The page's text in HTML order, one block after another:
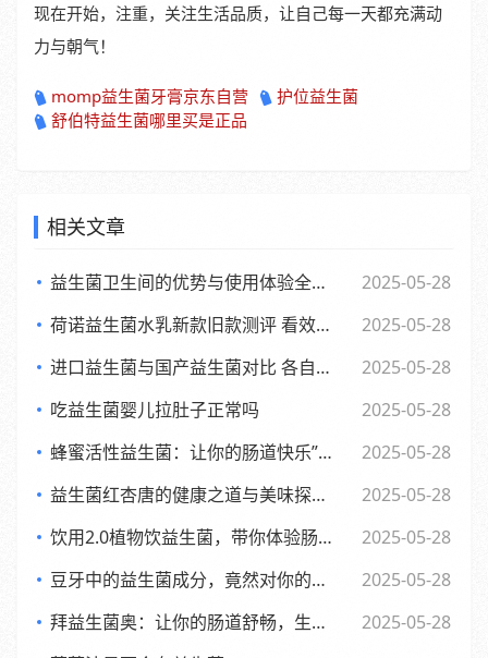
现在开始，注重，关注生活品质，让自己每一天都充满动
力与朝气！
momp益生菌牙膏京东自营
护位益生菌
舒伯特益生菌哪里买是正品
相关文章
益生菌卫生间的优势与使用体验全面解析
2025-05-28
荷诺益生菌水乳新款旧款测评 看效果差异与使用感受
2025-05-28
进口益生菌与国产益生菌对比 各自优势及消费者该如何选择
2025-05-28
吃益生菌婴儿拉肚子正常吗
2025-05-28
蜂蜜活性益生菌：让你的肠道快乐”起来，享受生活每一天
2025-05-28
益生菌红杏唐的健康之道与美味探索之旅
2025-05-28
饮用2.0植物饮益生菌，带你体验肠道的全新活力风暴
2025-05-28
豆牙中的益生菌成分，竟然对你的肠道有如此奇妙的影响
2025-05-28
拜益生菌奥：让你的肠道舒畅，生活更轻松的小助手”
2025-05-28